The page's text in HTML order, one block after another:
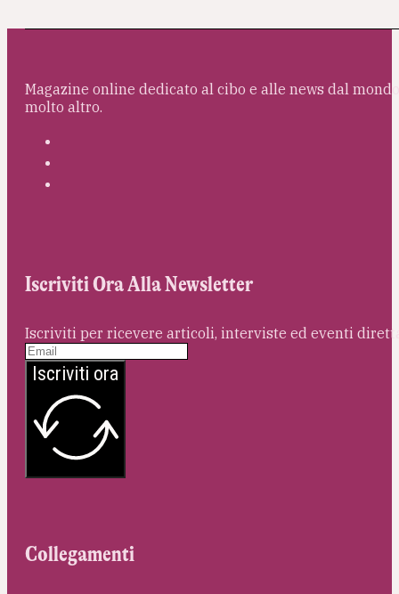
Magazine online dedicato al cibo e alle news dal
molto altro.
Iscriviti Ora Alla Newsletter
Iscriviti per ricevere articoli, interviste ed eventi
Iscriviti ora
Collegamenti